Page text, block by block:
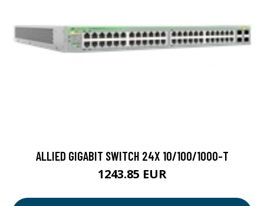
ALLIED GIGABIT SWITCH 24X 10/100/1000-T
1243.85 EUR